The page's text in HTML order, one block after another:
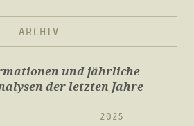
ARCHIV
und jährliche
der letzten Jahre
2025